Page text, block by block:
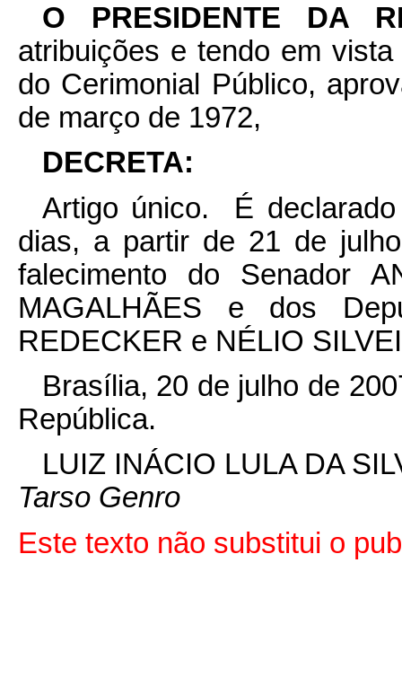
O PRESIDENTE DA
atribuições e tendo em
do Cerimonial Público,
de março de 1972,
DECRETA:
Artigo único. É
dias, a partir de 21 de
falecimento do Senador
MAGALHÃES e dos
REDECKER e NÉLIO
Brasília, 20 de julho de
República.
LUIZ INÁCIO LULA DA
Tarso Genro
Este texto não substitui o